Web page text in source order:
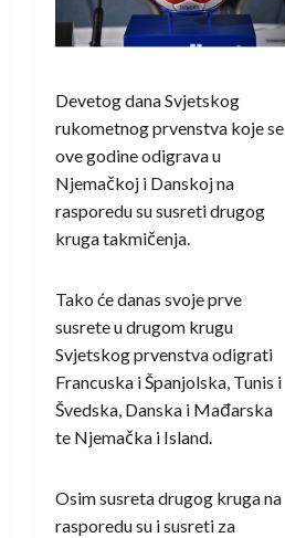
Devetog dana Svjetskog
rukometnog prvenstva koje se
ove godine odigrava u
Njemačkoj i Danskoj na
rasporedu su susreti drugog
kruga takmičenja.
Tako će danas svoje prve
susrete u drugom krugu
Svjetskog prvenstva odigrati
Francuska i Španjolska, Tunis i
Švedska, Danska i Mađarska
te Njemačka i Island.
Osim susreta drugog kruga na
rasporedu su i susreti za